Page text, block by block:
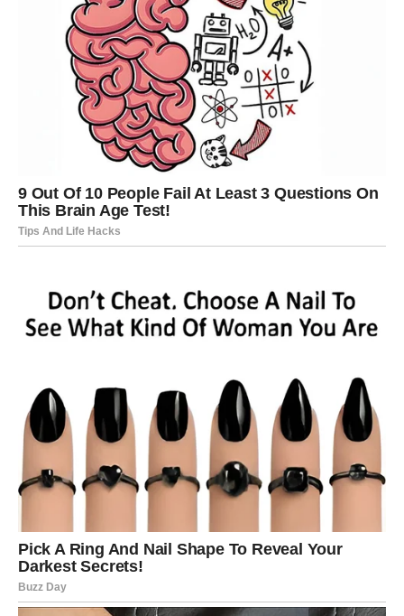
Možda dolazi od osobe iz prošlosti. Možda od nekoga ko
nikada nije imao hrabrosti da kaže šta zaista oseća. Ili čak
od osobe za koju ste mislili da je zauvek zatvorila vrata.
Ta poruka neće biti obična. Biće direktna. Iskrena. Bez
I upravo to će vas uzdrmati.
Sve što ste pokušavali da kontrolišete – izmiče vam iz
ruku. Emocije koje ste držali pod ključem izlaze na
Ali evo ključne stvari: ovo nije slučajno.
Da li ćete ostati u sigurnom, poznatom, ili ćete rizikovati i
krenuti putem koji vam srce već dugo šapuće?
Neki od vas će odgovoriti na tu poruku i time otvoriti vrata
nečemu što može postati ozbiljna, duboka veza.
poglavlje koje ih je predugo držalo zarobljenima.
Šta god da izaberete – jedno je sigurno: posle ove noći,